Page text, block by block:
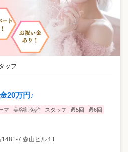
ッフ
20万円♪
マ 美容師免許 スタッフ 週5回 週6回
1481-7 森山ビル１F